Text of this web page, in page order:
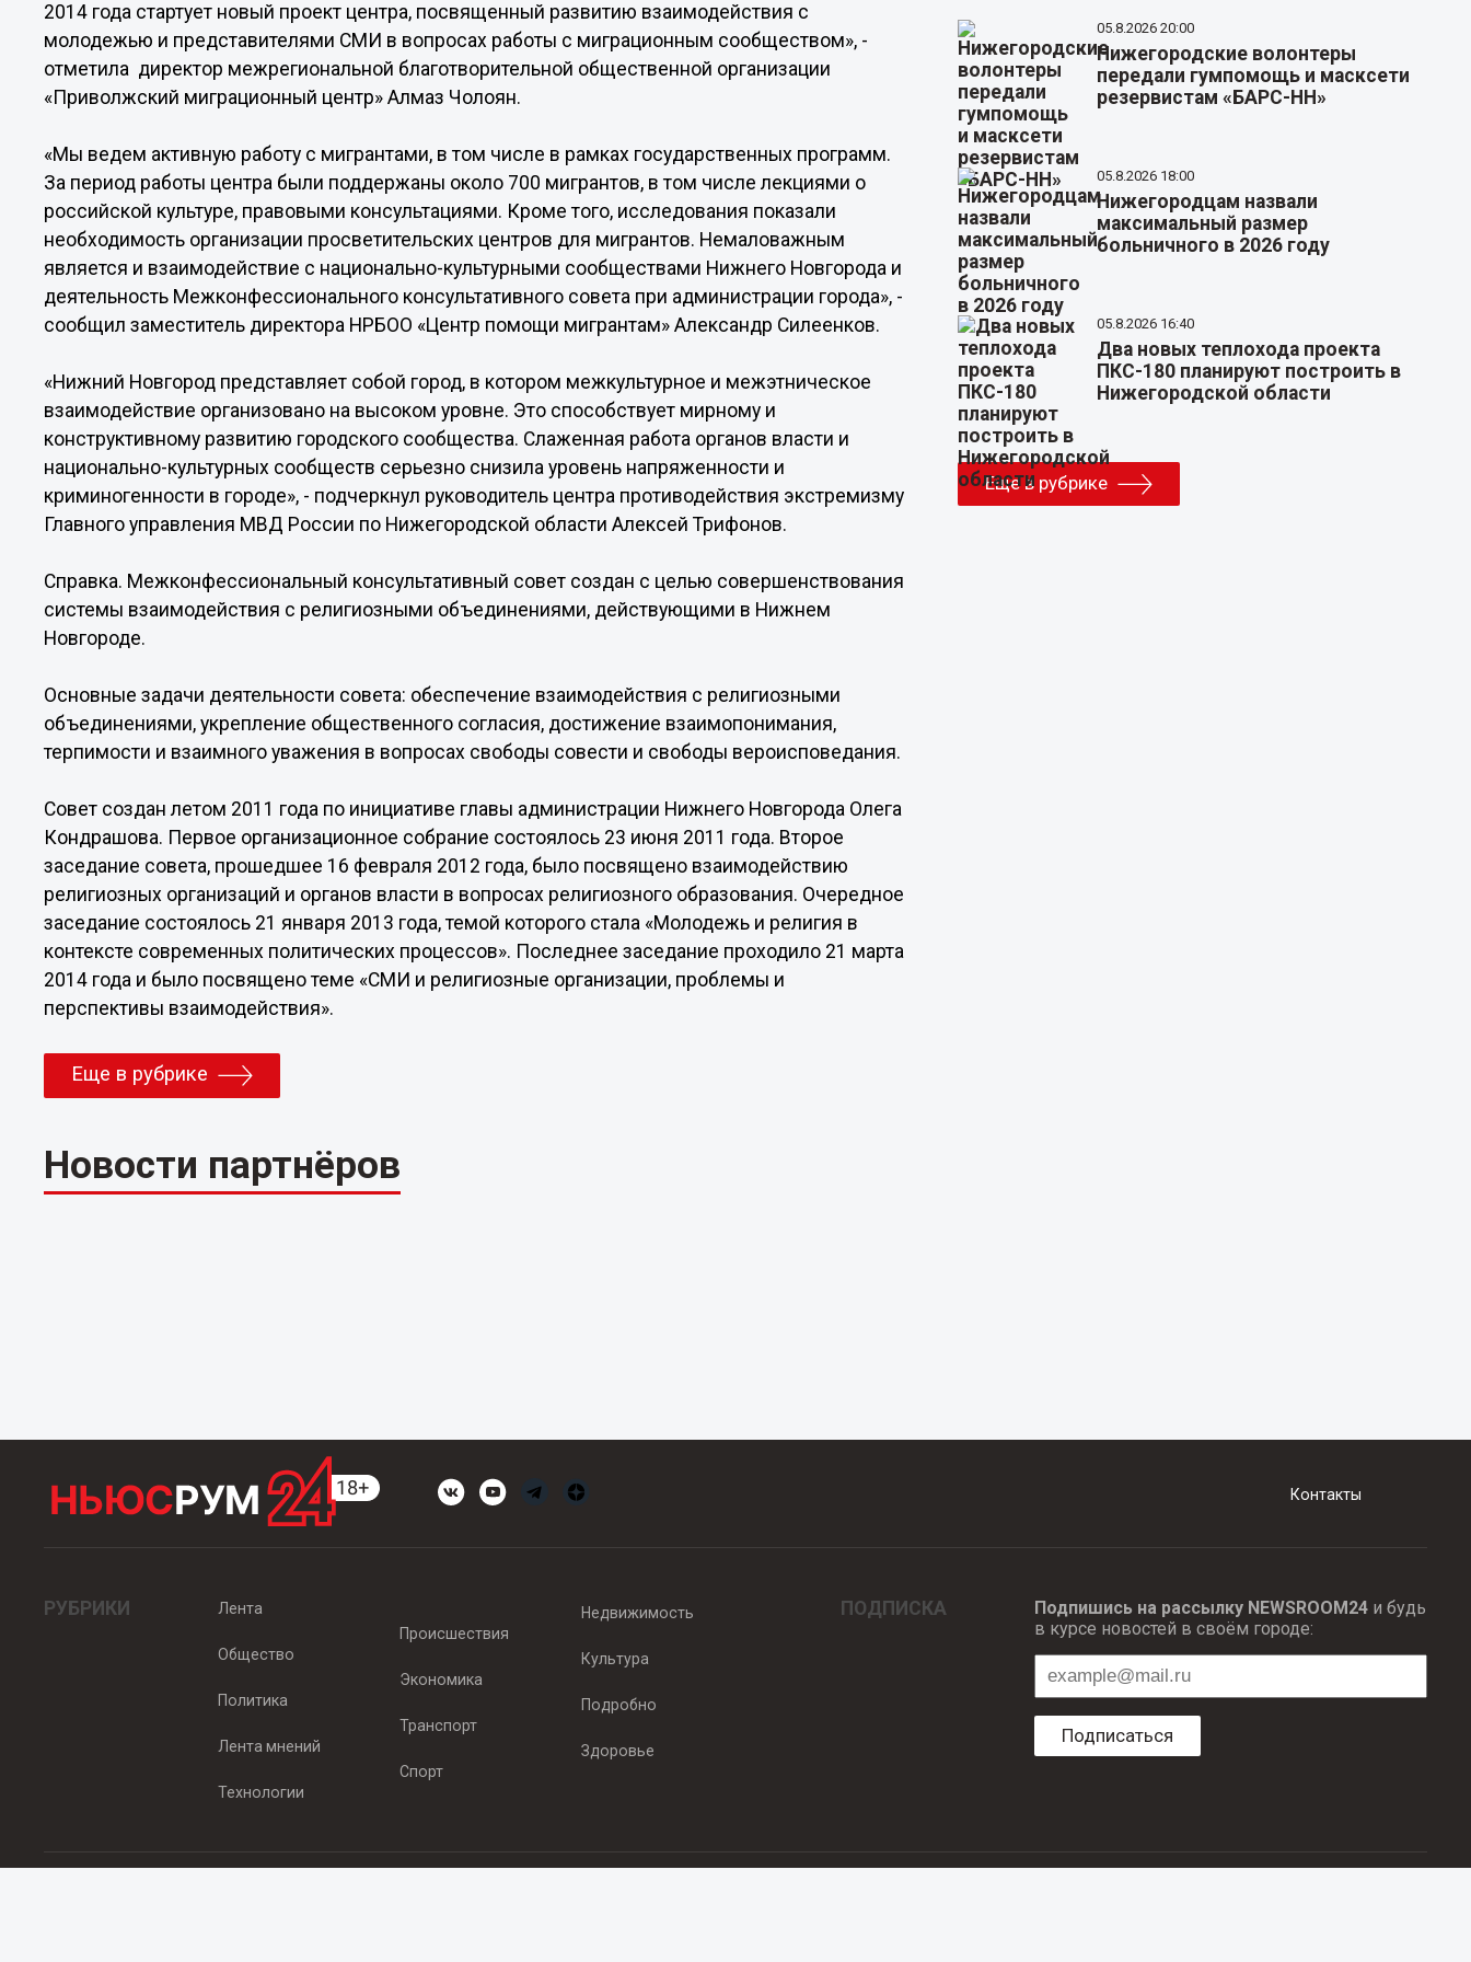
2014 года стартует новый проект центра, посвященный развитию взаимодействия с
молодежью и представителями СМИ в вопросах работы с миграционным сообществом», -
отметила директор межрегиональной благотворительной общественной организации
«Приволжский миграционный центр» Алмаз Чолоян.
«Мы ведем активную работу с мигрантами, в том числе в рамках государственных программ.
За период работы центра были поддержаны около 700 мигрантов, в том числе лекциями о
российской культуре, правовыми консультациями. Кроме того, исследования показали
необходимость организации просветительских центров для мигрантов. Немаловажным
является и взаимодействие с национально-культурными сообществами Нижнего Новгорода и
деятельность Межконфессионального консультативного совета при администрации города», -
сообщил заместитель директора НРБОО «Центр помощи мигрантам» Александр Cилеенков.
«Нижний Новгород представляет собой город, в котором межкультурное и межэтническое
взаимодействие организовано на высоком уровне. Это способствует мирному и
конструктивному развитию городского сообщества. Слаженная работа органов власти и
национально-культурных сообществ серьезно снизила уровень напряженности и
криминогенности в городе», - подчеркнул руководитель центра противодействия экстремизму
Главного управления МВД России по Нижегородской области Алексей Трифонов.
Справка. Межконфессиональный консультативный совет создан с целью совершенствования
системы взаимодействия с религиозными объединениями, действующими в Нижнем
Новгороде.
Основные задачи деятельности совета: обеспечение взаимодействия с религиозными
объединениями, укрепление общественного согласия, достижение взаимопонимания,
терпимости и взаимного уважения в вопросах свободы совести и свободы вероисповедания.
Совет создан летом 2011 года по инициативе главы администрации Нижнего Новгорода Олега
Кондрашова. Первое организационное собрание состоялось 23 июня 2011 года. Второе
заседание совета, прошедшее 16 февраля 2012 года, было посвящено взаимодействию
религиозных организаций и органов власти в вопросах религиозного образования. Очередное
заседание состоялось 21 января 2013 года, темой которого стала «Молодежь и религия в
контексте современных политических процессов». Последнее заседание проходило 21 марта
2014 года и было посвящено теме «СМИ и религиозные организации, проблемы и
перспективы взаимодействия».
Еще в рубрике
Новости партнёров
05.8.2026 20:00
Нижегородские волонтеры
передали гумпомощь и масксети
резервистам «БАРС-НН»
05.8.2026 18:00
Нижегородцам назвали
максимальный размер
больничного в 2026 году
05.8.2026 16:40
Два новых теплохода проекта
ПКС-180 планируют построить в
Нижегородской области
Еще в рубрике
Контакты
РУБРИКИ Лента
Общество
Политика
Лента мнений
Технологии
Происшествия
Экономика
Транспорт
Спорт
Недвижимость
Культура
Подробно
Здоровье
ПОДПИСКА Подпишись на рассылку NEWSROOM24и будь
в курсе новостей в своём городе:
Подписаться